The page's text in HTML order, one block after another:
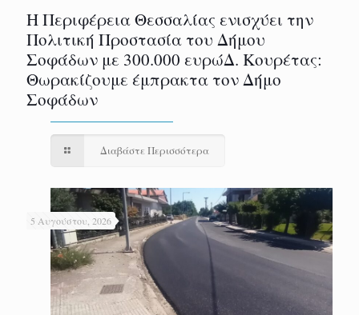
Η Περιφέρεια Θεσσαλίας ενισχύει την
Πολιτική Προστασία του Δήμου
Σοφάδων με 300.000 ευρώΔ. Κουρέτας:
Θωρακίζουμε έμπρακτα τον Δήμο
Σοφάδων
Διαβάστε Περισσότερα
5 Αυγούστου, 2026